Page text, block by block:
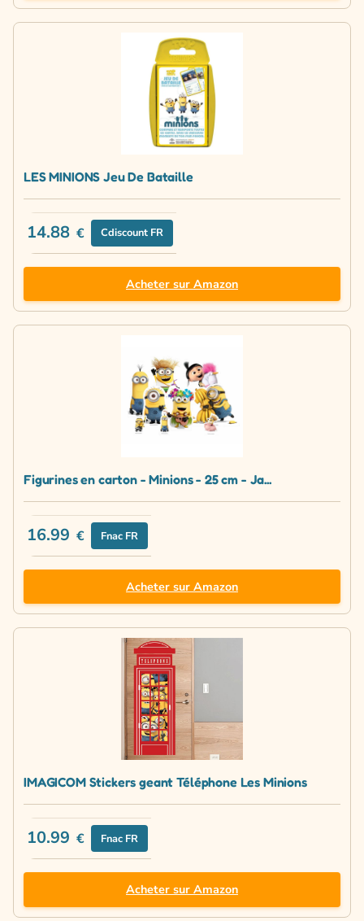
LES MINIONS Jeu De Bataille
14.88 € Cdiscount FR
Acheter sur Amazon
Figurines en carton - Minions - 25 cm - Ja...
16.99 € Fnac FR
Acheter sur Amazon
IMAGICOM Stickers geant Téléphone Les Minions
10.99 € Fnac FR
Acheter sur Amazon